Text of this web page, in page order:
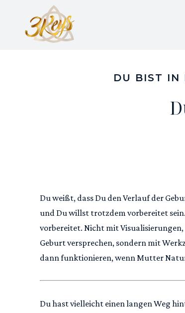
DU BIST IN
Du weißt, dass Du den Verlauf der
und Du willst trotzdem vorbereitet
vorbereitet. Nicht mit
Geburt versprechen, sondern mit
dann funktionieren, wenn Mutter
Du hast vielleicht einen langen Weg